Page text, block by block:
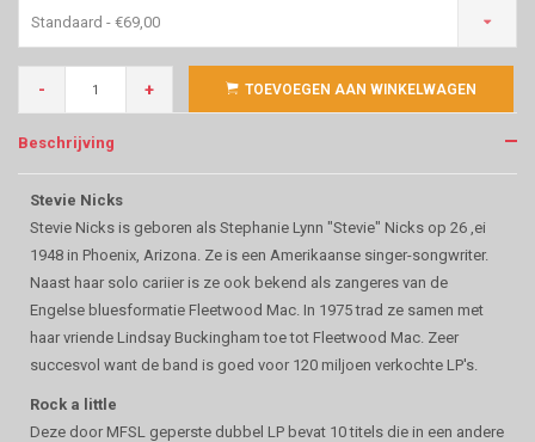
Standaard - €69,00
- + TOEVOEGEN AAN WINKELWAGEN
Beschrijving
Stevie Nicks
Stevie Nicks is geboren als Stephanie Lynn "Stevie" Nicks op 26 ,ei
1948 in Phoenix, Arizona. Ze is een Amerikaanse singer-songwriter.
Naast haar solo cariier is ze ook bekend als zangeres van de
Engelse bluesformatie Fleetwood Mac. In 1975 trad ze samen met
haar vriende Lindsay Buckingham toe tot Fleetwood Mac. Zeer
succesvol want de band is goed voor 120 miljoen verkochte LP's.
Rock a little
Deze door MFSL geperste dubbel LP bevat 10 titels die in een andere